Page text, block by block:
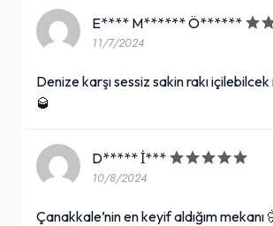
E**** M****** Ö******
11/7/2024
Denize karşı sessiz sakin rakı
🥃
D***** İ***
10/8/2024
Çanakkale’nin en keyif aldığım mekanı